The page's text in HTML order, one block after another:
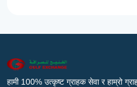
हामी 100% उत्कृष्ट ग्राहक सेवा र हाम्रो